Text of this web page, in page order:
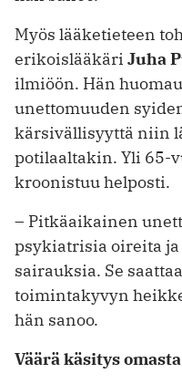
Myös lääketieteen
erikoislääkäri Juha
ilmiöön. Hän
unettomuuden
kärsivällisyyttä niin
potilaaltakin. Yli 65-
kroonistuu helposti.
– Pitkäaikainen
psykiatrisia oireita
sairauksia. Se
toimintakyvyn
hän sanoo.
Väärä käsitys